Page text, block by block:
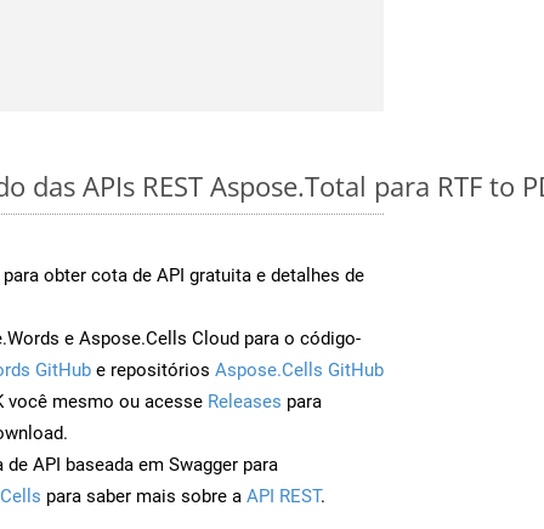
das APIs REST Aspose.Total para RTF to
para obter cota de API gratuita e detalhes de
e Aspose.Cells Cloud para o código-
GitHub e repositórios Aspose.Cells GitHub
você mesmo ou acesse Releases para
API baseada em Swagger para
para saber mais sobre a API REST.